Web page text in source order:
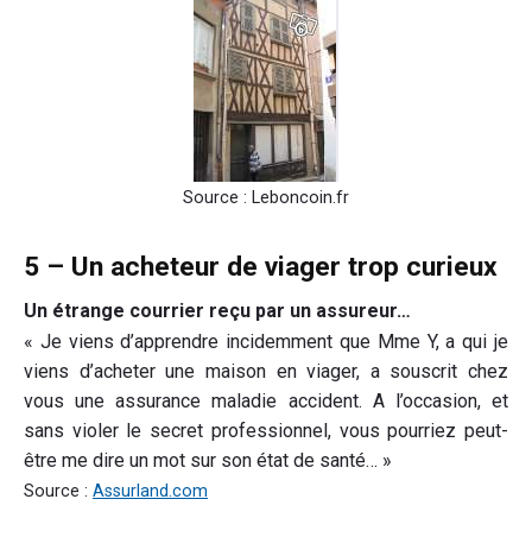
Source : Leboncoin.fr
5 – Un acheteur de viager trop curieux
Un étrange courrier reçu par un assureur…
« Je viens d’apprendre incidemment que Mme Y, a qui je
viens d’acheter une maison en viager, a souscrit chez
vous une assurance maladie accident. A l’occasion, et
sans violer le secret professionnel, vous pourriez peut-
être me dire un mot sur son état de santé… »
Source : Assurland.com